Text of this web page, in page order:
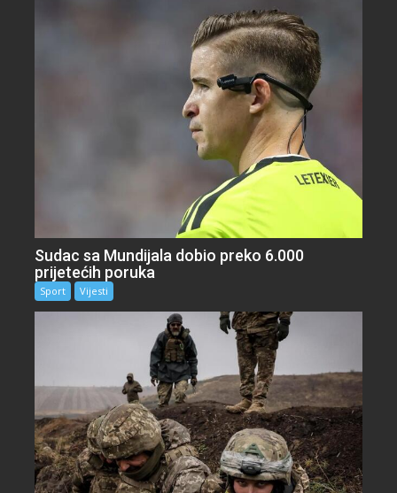
Sudac sa Mundijala dobio preko 6.000
prijetećih poruka
Sport Vijesti